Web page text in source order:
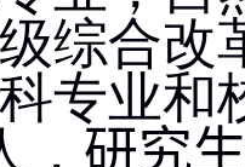
综合改
专业和
， 研究